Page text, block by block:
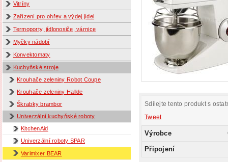
Vitríny
Zařízení pro ohřev a výdej jídel
Termoporty, jídlonosiče, várnice
Myčky nádobí
Konvektomaty
Kuchyňské stroje
Krouhače zeleniny Robot Coupe
Krouhače zeleniny Hallde
Škrabky brambor
Univerzální kuchyňské roboty
KitchenAid
Univerzální roboty SPAR
Varimixer BEAR
Sdílejte tento produkt s
Tweet
Výrobce
Připojení